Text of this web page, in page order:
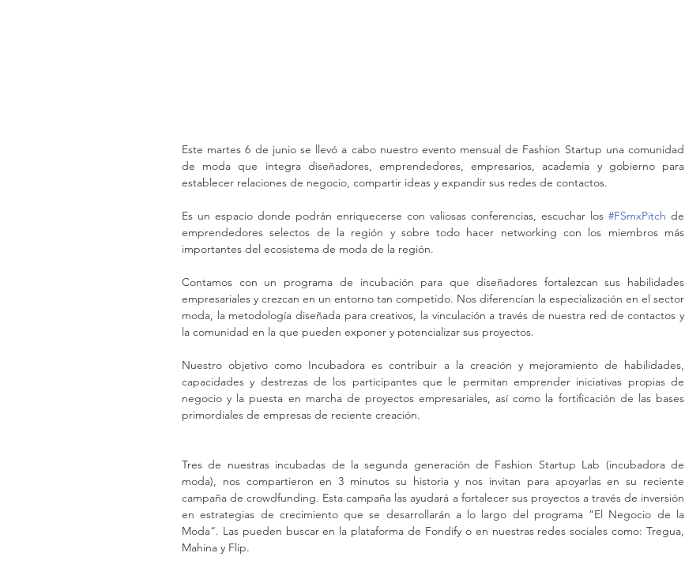
Este martes 6 de junio se llevó a cabo nuestro evento mensual de Fashion Startup una comunidad
de moda que integra diseñadores, emprendedores, empresarios, academia y gobierno para
establecer relaciones de negocio, compartir ideas y expandir sus redes de contactos.
Es un espacio donde podrán enriquecerse con valiosas conferencias, escuchar los #FSmxPitch de
emprendedores selectos de la región y sobre todo hacer networking con los miembros más
importantes del ecosistema de moda de la región.
Contamos con un programa de incubación para que diseñadores fortalezcan sus habilidades
empresariales y crezcan en un entorno tan competido. Nos diferencían la especialización en el sector
moda, la metodología diseñada para creativos, la vinculación a través de nuestra red de contactos y
la comunidad en la que pueden exponer y potencializar sus proyectos.
Nuestro objetivo como Incubadora es contribuir a la creación y mejoramiento de habilidades,
capacidades y destrezas de los participantes que le permitan emprender iniciativas propias de
negocio y la puesta en marcha de proyectos empresariales, así como la fortificación de las bases
primordiales de empresas de reciente creación.
Tres de nuestras incubadas de la segunda generación de Fashion Startup Lab (incubadora de
moda), nos compartieron en 3 minutos su historia y nos invitan para apoyarlas en su reciente
campaña de crowdfunding. Esta campaña las ayudará a fortalecer sus proyectos a través de inversión
en estrategias de crecimiento que se desarrollarán a lo largo del programa “El Negocio de la
Moda“. Las pueden buscar en la plataforma de Fondify o en nuestras redes sociales como: Tregua,
Mahina y Flip.